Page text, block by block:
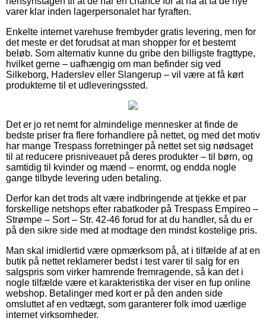
varer klar inden lagerpersonalet har fyraften.
Enkelte internet varehuse frembyder gratis levering, men for
det meste er det forudsat at man shopper for et bestemt
beløb. Som alternativ kunne du gribe den billigste fragttype,
hvilket gerne – uafhængig om man befinder sig ved
Silkeborg, Haderslev eller Slangerup – vil være at få kørt
produkterne til et udleveringssted.
Det er jo ret nemt for almindelige mennesker at finde de
bedste priser fra flere forhandlere på nettet, og med det motiv
har mange Trespass forretninger på nettet set sig nødsaget
til at reducere prisniveauet på deres produkter – til børn, og
samtidig til kvinder og mænd – enormt, og endda nogle
gange tilbyde levering uden betaling.
Derfor kan det trods alt være indbringende at tjekke et par
forskellige netshops efter rabatkoder på Trespass Empireo –
Strømpe – Sort – Str. 42-46 forud for at du handler, så du er
på den sikre side med at modtage den mindst kostelige pris.
Man skal imidlertid være opmærksom på, at i tilfælde af at en
butik på nettet reklamerer bedst i test varer til salg for en
salgspris som virker hamrende fremragende, så kan det i
nogle tilfælde være et karakteristika der viser en fup online
webshop. Betalinger med kort er på den anden side
omsluttet af en vedtægt, som garanterer folk imod uærlige
internet virksomheder.